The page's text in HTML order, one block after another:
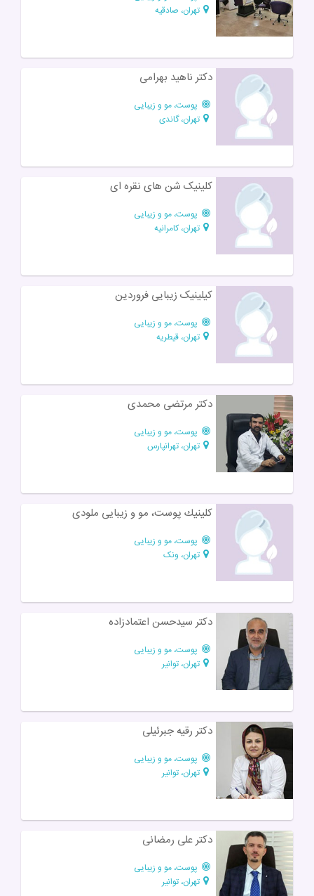
تهران، صادقیه
دکتر ناهید بهرامی
پوست، مو و زیبایی
تهران، گاندی
کلینیک شن های نقره ای
پوست، مو و زیبایی
تهران، کامرانیه
کیلینیک زیبایی فروردین
پوست، مو و زیبایی
تهران، قیطریه
دکتر مرتضی محمدی
پوست، مو و زیبایی
تهران، تهرانپارس
كلينيك پوست، مو و زيبايى ملودى
پوست، مو و زیبایی
تهران، ونک
دکتر سیدحسن اعتمادزاده
پوست، مو و زیبایی
تهران، توانیر
دکتر رقیه جبرئیلی
پوست، مو و زیبایی
تهران، توانیر
دکتر علی رمضانی
پوست، مو و زیبایی
تهران، توانیر